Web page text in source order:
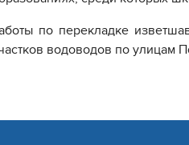
по перекладке
водоводов по улицам